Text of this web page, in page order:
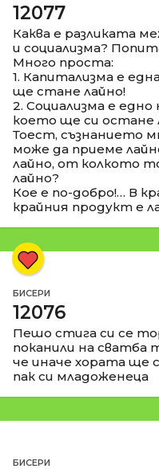
12077
Каква е разликата
и социализма?
Много проста:
1. Капитализма е
ще стане лайно!
2. Социализма е едно
което ще си остане
Тоест, съзнанието
може да приеме
лайно, от колкото
лайно?
Кое е по-добро!… В
крайния продукт е
БИСЕРИ
12076
Пешо стига си се
поканили на сватба
че иначе хората ще
пак си младоженеца
БИСЕРИ